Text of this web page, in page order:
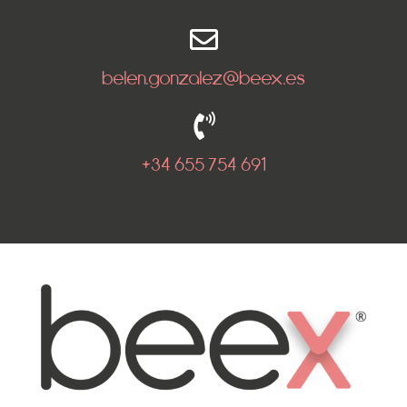
belen.gonzalez@beex.es
+34 655 754 691